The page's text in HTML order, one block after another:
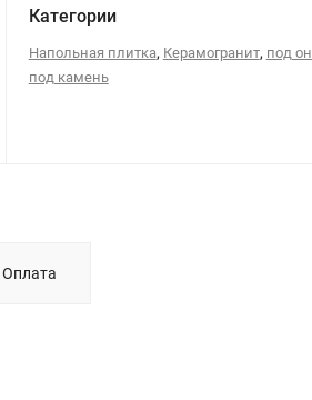
Категории
Напольная плитка, Керамогранит, под
под камень
Оплата